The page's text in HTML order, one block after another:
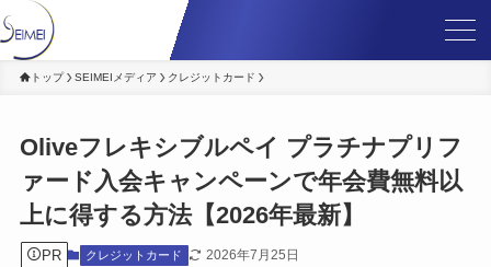
トップ SEIMEIメディア クレジットカード
Oliveフレキシブルペイ プラチナプリフ
ァード入会キャンペーンで年会費無料以
上に得する方法【2026年最新】
PR クレジットカード 2026年7月25日